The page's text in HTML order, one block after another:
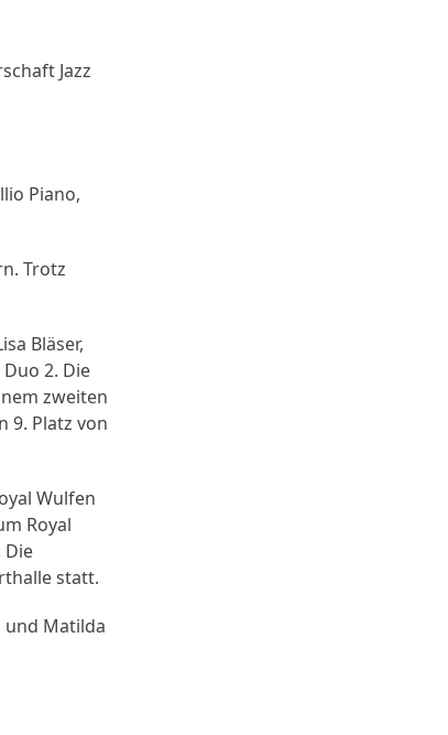
Jazz
Piano,
Trotz
Bläser,
2. Die
zweiten
9. Platz von
Wulfen
Royal
Die
statt.
und Matilda